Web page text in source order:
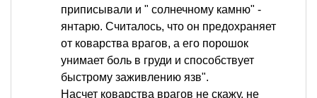
приписывали и " солнечному камню" -
янтарю. Считалось, что он предохраняет
от коварства врагов, а его порошок
унимает боль в груди и способствует
быстрому заживлению язв".
Насчет коварства врагов не скажу, не